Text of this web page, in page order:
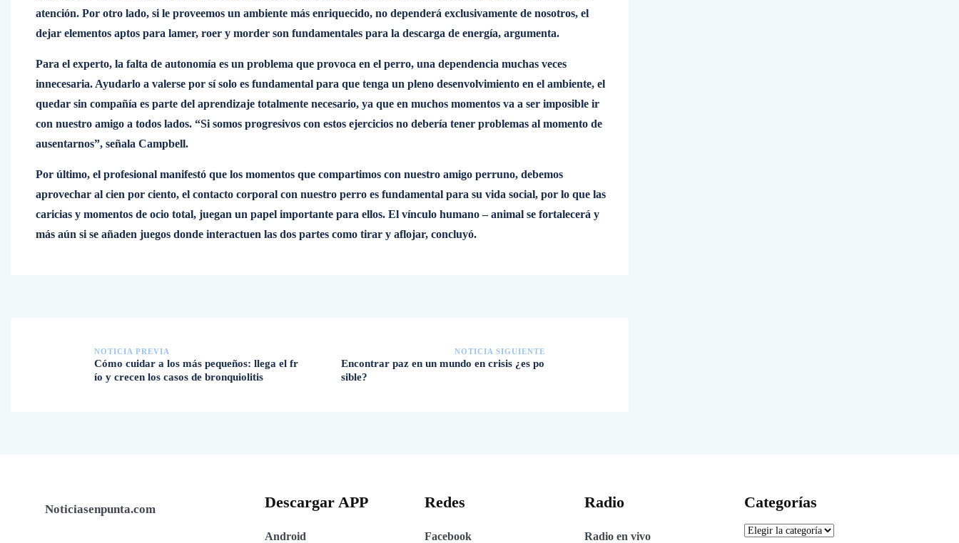
atención. Por otro lado, si le proveemos un ambiente más enriquecido, no dependerá exclusivamente de nosotros, el
dejar elementos aptos para lamer, roer y morder son fundamentales para la descarga de energía, argumenta.
Para el experto, la falta de autonomía es un problema que provoca en el perro, una dependencia muchas veces
innecesaria. Ayudarlo a valerse por sí solo es fundamental para que tenga un pleno desenvolvimiento en el ambiente, el
quedar sin compañía es parte del aprendizaje totalmente necesario, ya que en muchos momentos va a ser imposible ir
con nuestro amigo a todos lados. “Si somos progresivos con estos ejercicios no debería tener problemas al momento de
ausentarnos”, señala Campbell.
Por último, el profesional manifestó que los momentos que compartimos con nuestro amigo perruno, debemos
aprovechar al cien por ciento, el contacto corporal con nuestro perro es fundamental para su vida social, por lo que las
caricias y momentos de ocio total, juegan un papel importante para ellos. El vínculo humano – animal se fortalecerá y
más aún si se añaden juegos donde interactuen las dos partes como tirar y aflojar, concluyó.
NOTICIA PREVIA
Cómo cuidar a los más pequeños: llega el fr
ío y crecen los casos de bronquiolitis
NOTICIA SIGUIENTE
Encontrar paz en un mundo en crisis ¿es po
sible?
Noticiasenpunta.com Descargar APP
Android
Redes
Facebook
Radio
Radio en vivo
Categorías